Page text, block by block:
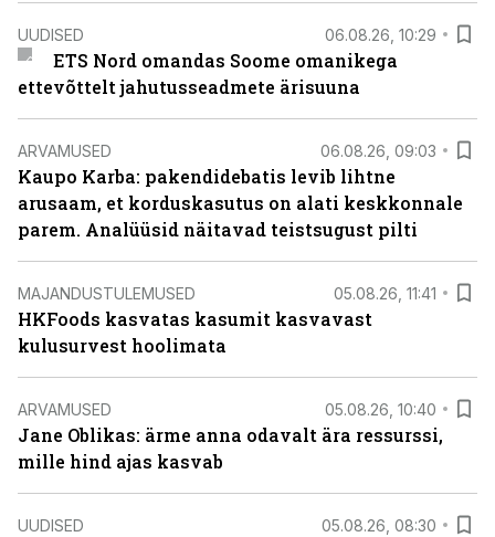
UUDISED 06.08.26, 10:29
ETS Nord omandas Soome omanikega
ettevõttelt jahutusseadmete ärisuuna
ARVAMUSED 06.08.26, 09:03
Kaupo Karba: pakendidebatis levib lihtne
arusaam, et korduskasutus on alati keskkonnale
parem. Analüüsid näitavad teistsugust pilti
MAJANDUSTULEMUSED 05.08.26, 11:41
HKFoods kasvatas kasumit kasvavast
kulusurvest hoolimata
ARVAMUSED 05.08.26, 10:40
Jane Oblikas: ärme anna odavalt ära ressurssi,
mille hind ajas kasvab
UUDISED 05.08.26, 08:30